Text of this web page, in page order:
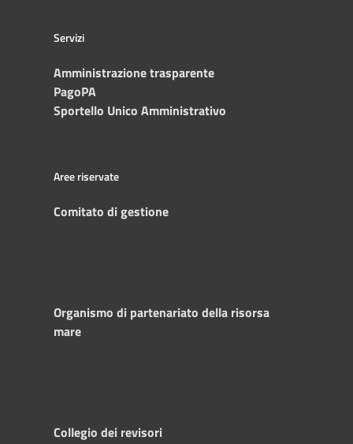
Servizi
Amministrazione trasparente
PagoPA
Sportello Unico Amministrativo
Aree riservate
Comitato di gestione
Organismo di partenariato della risorsa
mare
Collegio dei revisori